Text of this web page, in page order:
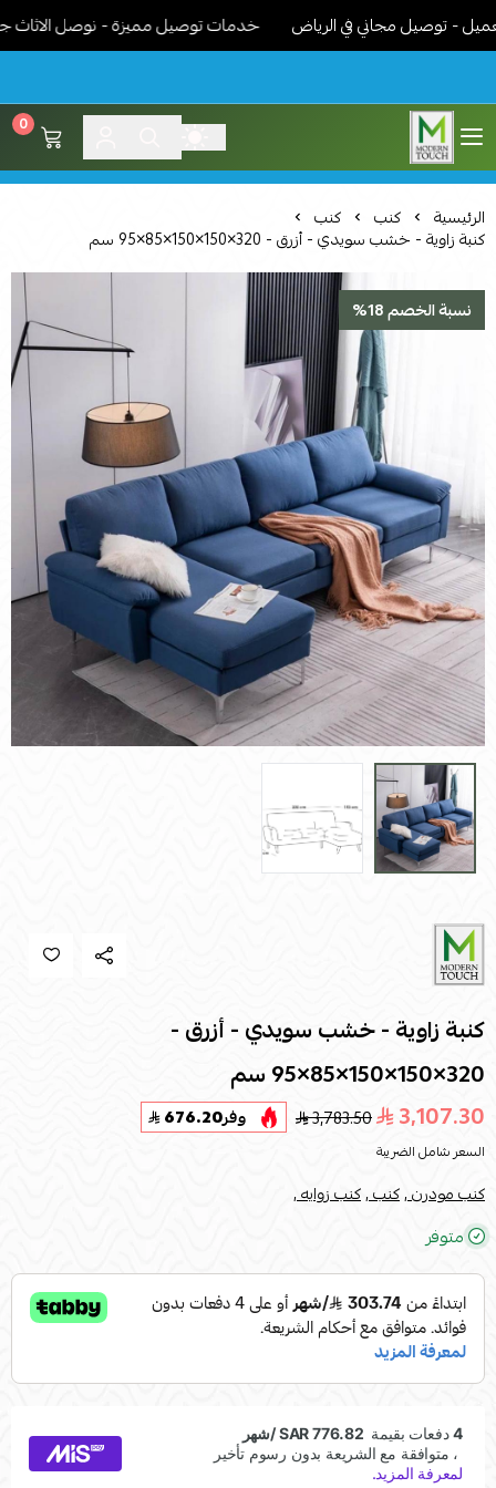
مجاني في الرياض خدمات توصيل مميزة - نوصل الاثاث جاهز
اثاث مودرن لمسة عصرية
0
الرئيسية كنب كنب
كنبة زاوية - خشب سويدي - أزرق - 320×150×150×85×95 سم
نسبة الخصم 18%
كنبة زاوية - خشب سويدي - أزرق -
320×150×150×85×95 سم
3,107.30
3,783.50 وفر676.20
السعر شامل الضريبة
كنب مودرن ,كنب ,كنب زوايه ,
متوفر